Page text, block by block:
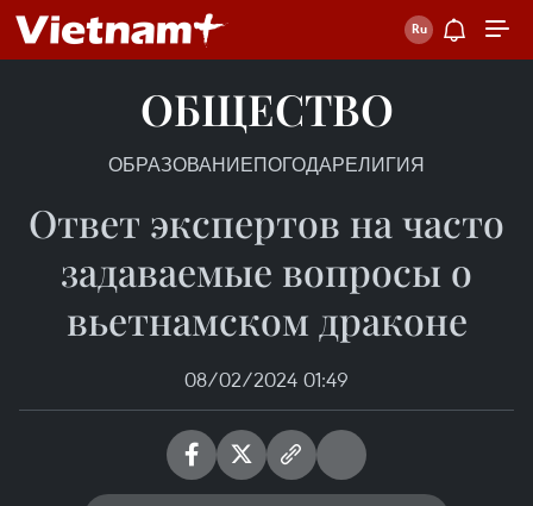
ОБЩЕСТВО
ОБРАЗОВАНИЕПОГОДАРЕЛИГИЯ
Ответ экспертов на часто
задаваемые вопросы о
вьетнамском драконе
08/02/2024 01:49